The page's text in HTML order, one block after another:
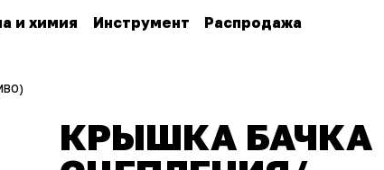
и химия Инструмент Распродажа
КРЫШКА БАЧКА